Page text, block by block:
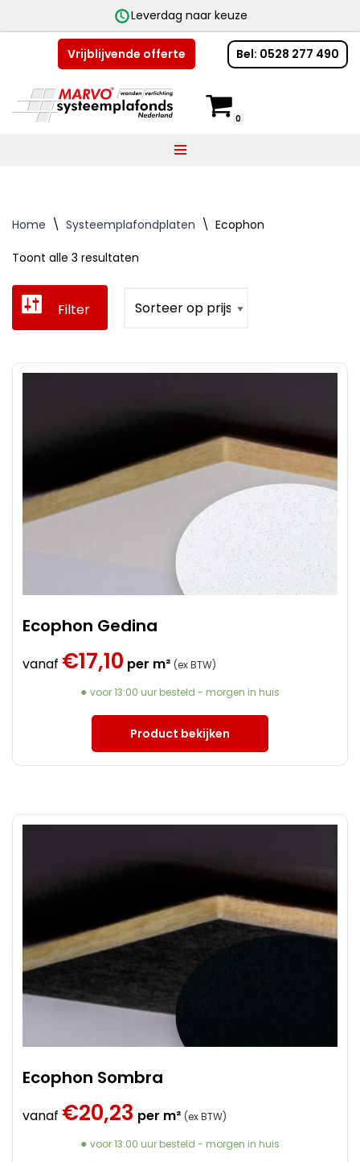
Leverdag naar keuze
naar
Vrijblijvende offerte Bel: 0528 277 490
0
Home \ Systeemplafondplaten \ Ecophon
Toont alle 3 resultaten
Ecophon Gedina
vanaf €17,10 per m² (ex BTW)
voor 13:00 uur besteld - morgen in huis
Product bekijken
Ecophon Sombra
vanaf €20,23 per m² (ex BTW)
voor 13:00 uur besteld - morgen in huis